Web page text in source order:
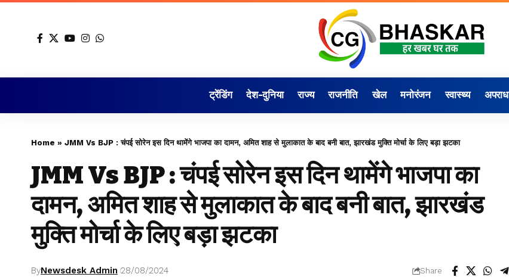
ट्रेंडिंग देश-दुनिया राज्य राजनीति खेल मनोरंजन स्वास्थ्य अपराध
Home » JMM Vs BJP : चंप‌ई सोरेन इस दिन थामेंगे भाजपा का दामन, अमित शाह से मुलाकात के बाद बनी बात, झारखंड मुक्ति मोर्चा के लिए बड़ा झटका
JMM Vs BJP : चंप‌ई सोरेन इस दिन थामेंगे भाजपा का
दामन, अमित शाह से मुलाकात के बाद बनी बात, झारखंड
मुक्ति मोर्चा के लिए बड़ा झटका
ByNewsdesk Admin 28/08/2024 Share